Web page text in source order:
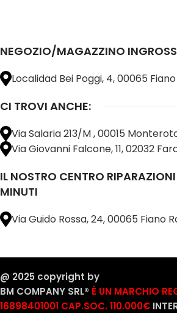
NEGOZIO/MAGAZZINO
Localidad Bei Poggi, 4, 00065
CI TROVI ANCHE:
Via Salaria 213/M , 00015
Via Giovanni Falcone, 11, 02032
IL NOSTRO CENTRO
MINUTI
Via Guido Rossa, 24, 00065 Fiano
@ 2025 copyright by
BM COMPANY SRL®️ È UN MARCHIO
16898401001 CAP.SOC. 110.000€